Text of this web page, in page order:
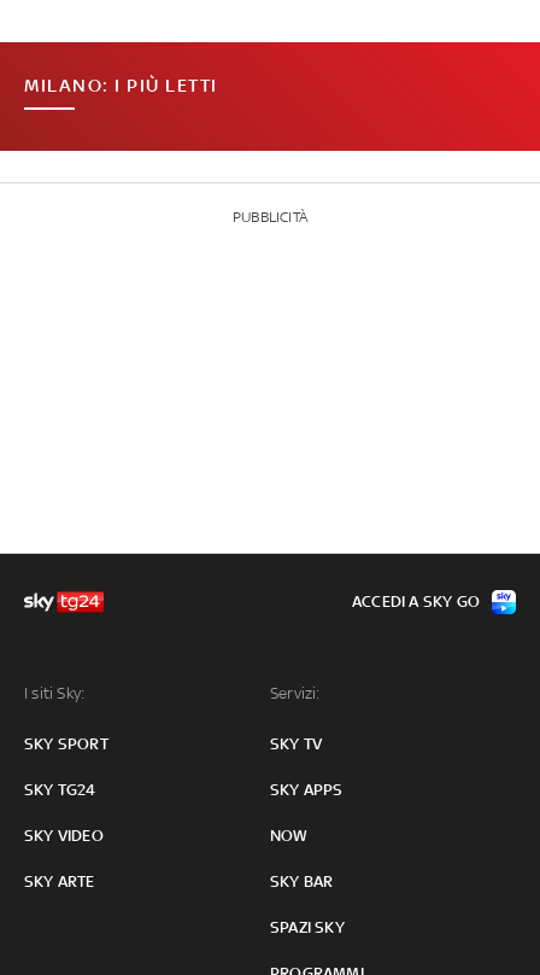
MILANO: I PIÙ LETTI
PUBBLICITÀ
I siti Sky:
SKY SPORT
SKY TG24
SKY VIDEO
SKY ARTE
Servizi:
SKY TV
SKY APPS
NOW
SKY BAR
SPAZI SKY
ACCEDI A SKY GO